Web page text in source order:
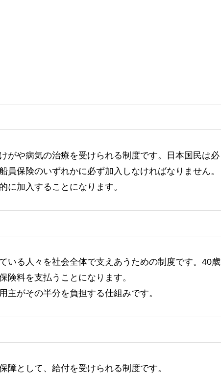
がや病気の治療を受けられる制度です。日本国民は必
保険のいずれかに必ず加入しなければなりません。
に加入することになります。
いる人々を社会全体で支えあうための制度です。40歳
険料を支払うことになります。
主がその半分を負担する仕組みです。
障として、給付を受けられる制度です。